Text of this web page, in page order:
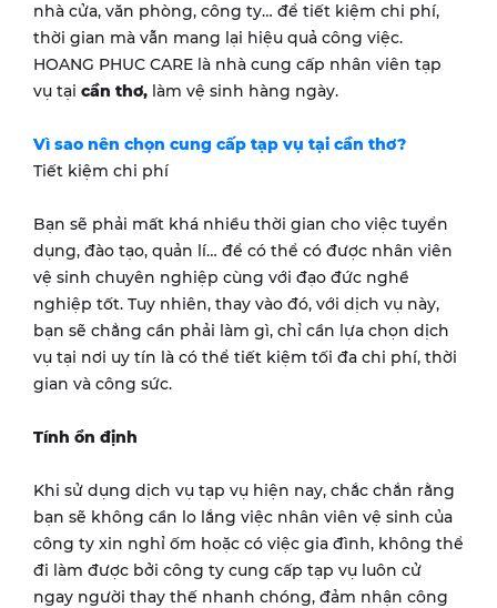
nhà cửa, văn phòng, công ty… để tiết kiệm chi phí,
thời gian mà vẫn mang lại hiệu quả công việc.
HOANG PHUC CARE là nhà cung cấp nhân viên tạp
vụ tại cần thơ, làm vệ sinh hàng ngày.
Vì sao nên chọn cung cấp tạp vụ tại cần thơ?
Tiết kiệm chi phí
Bạn sẽ phải mất khá nhiều thời gian cho việc tuyển
dụng, đào tạo, quản lí… để có thể có được nhân viên
vệ sinh chuyên nghiệp cùng với đạo đức nghề
nghiệp tốt. Tuy nhiên, thay vào đó, với dịch vụ này,
bạn sẽ chẳng cần phải làm gì, chỉ cần lựa chọn dịch
vụ tại nơi uy tín là có thể tiết kiệm tối đa chi phí, thời
gian và công sức.
Tính ổn định
Khi sử dụng dịch vụ tạp vụ hiện nay, chắc chắn rằng
bạn sẽ không cần lo lắng việc nhân viên vệ sinh của
công ty xin nghỉ ốm hoặc có việc gia đình, không thể
đi làm được bởi công ty cung cấp tạp vụ luôn cử
ngay người thay thế nhanh chóng, đảm nhận công